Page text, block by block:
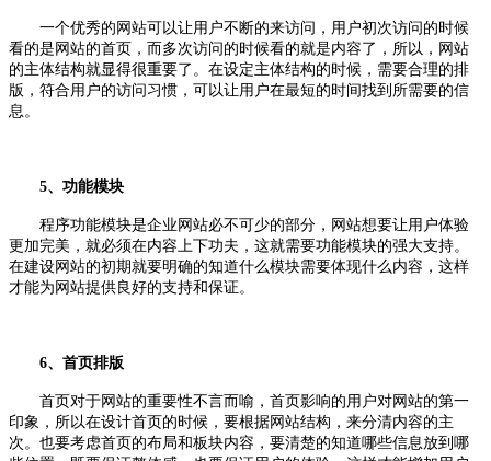
一个优秀的网站可以让用户不断的来访问，用户初次访问的时候
看的是网站的首页，而多次访问的时候看的就是内容了，所以，网站
的主体结构就显得很重要了。在设定主体结构的时候，需要合理的排
版，符合用户的访问习惯，可以让用户在最短的时间找到所需要的信
息。
5、功能模块
程序功能模块是企业网站必不可少的部分，网站想要让用户体验
更加完美，就必须在内容上下功夫，这就需要功能模块的强大支持。
在建设网站的初期就要明确的知道什么模块需要体现什么内容，这样
才能为网站提供良好的支持和保证。
6、首页排版
首页对于网站的重要性不言而喻，首页影响的用户对网站的第一
印象，所以在设计首页的时候，要根据网站结构，来分清内容的主
次。也要考虑首页的布局和板块内容，要清楚的知道哪些信息放到哪